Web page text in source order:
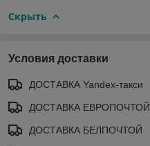
Скрыть
Условия доставки
ДОСТАВКА Yandex-такси
ДОСТАВКА ЕВРОПОЧТОЙ
ДОСТАВКА БЕЛПОЧТОЙ